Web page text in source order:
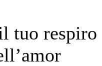
tuo respiro